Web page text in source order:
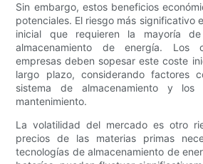
Sin embargo, estos beneficios
potenciales. El riesgo más significativo
inicial que requieren la mayoría
almacenamiento de energía. Los
empresas deben sopesar este coste
largo plazo, considerando factores
sistema de almacenamiento y los
mantenimiento.
La volatilidad del mercado es otro
precios de las materias primas
tecnologías de almacenamiento de